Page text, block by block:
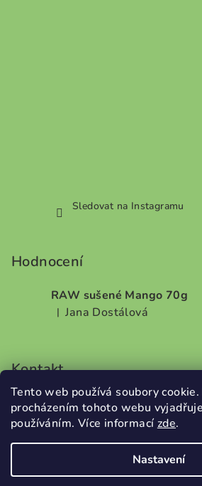
Tento web používá soubory
procházením tohoto webu
používáním. Více informací zde.
Nastavení
Sledovat na Instagramu
Hodnocení
RAW sušené Mango 70g
Hodnocení produktu je 5 z 5
| Jana Dostálová
Kontakt
info @ dobrodilo.cz
+420732707987